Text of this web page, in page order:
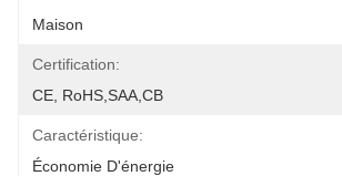
Maison
Certification:
CE, RoHS,SAA,CB
Caractéristique:
Économie D'énergie